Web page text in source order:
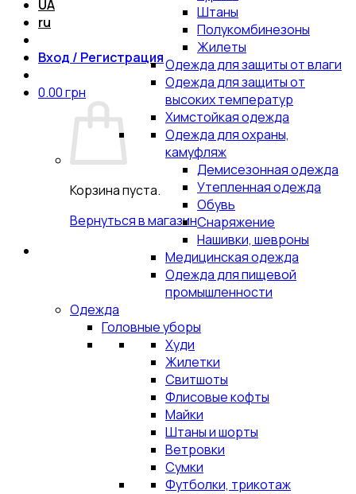
UA
ru
Вход / Регистрация
0.00грн
Корзина пуста.
Вернуться в магазин
Штаны
Полукомбинезоны
Жилеты
Одежда для защиты от влаги
Одежда для защиты от
высоких температур
Химстойкая одежда
Одежда для охраны,
камуфляж
Демисезонная одежда
Утепленная одежда
Обувь
Снаряжение
Нашивки, шевроны
Медицинская одежда
Одежда для пищевой
промышленности
Одежда
Головные уборы
Худи
Жилетки
Свитшоты
Флисовые кофты
Майки
Штаны и шорты
Ветровки
Сумки
Футболки, трикотаж